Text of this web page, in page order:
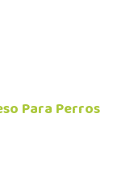
Para Perros